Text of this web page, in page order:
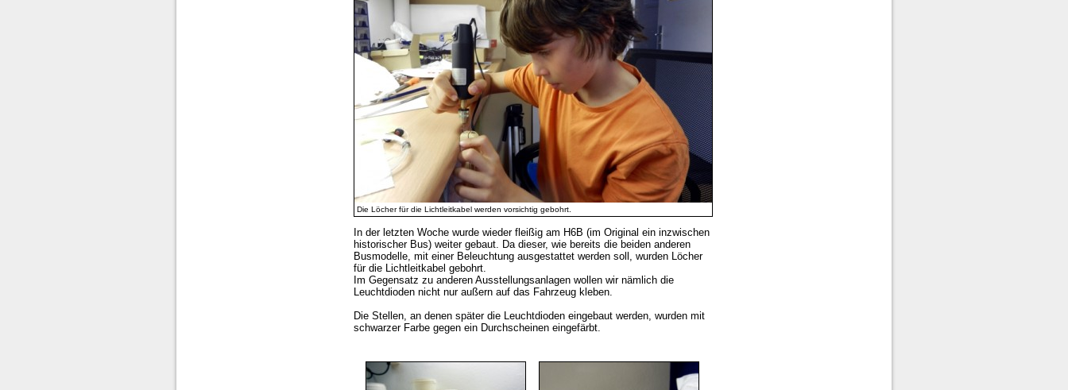
Die Löcher für die Lichtleitkabel werden vorsichtig gebohrt.
In der letzten Woche wurde wieder fleißig am H6B (im Original ein inzwischen
historischer Bus) weiter gebaut. Da dieser, wie bereits die beiden anderen
Busmodelle, mit einer Beleuchtung ausgestattet werden soll, wurden Löcher
für die Lichtleitkabel gebohrt.
Im Gegensatz zu anderen Ausstellungsanlagen wollen wir nämlich die
Leuchtdioden nicht nur außern auf das Fahrzeug kleben.
Die Stellen, an denen später die Leuchtdioden eingebaut werden, wurden mit
schwarzer Farbe gegen ein Durchscheinen eingefärbt.